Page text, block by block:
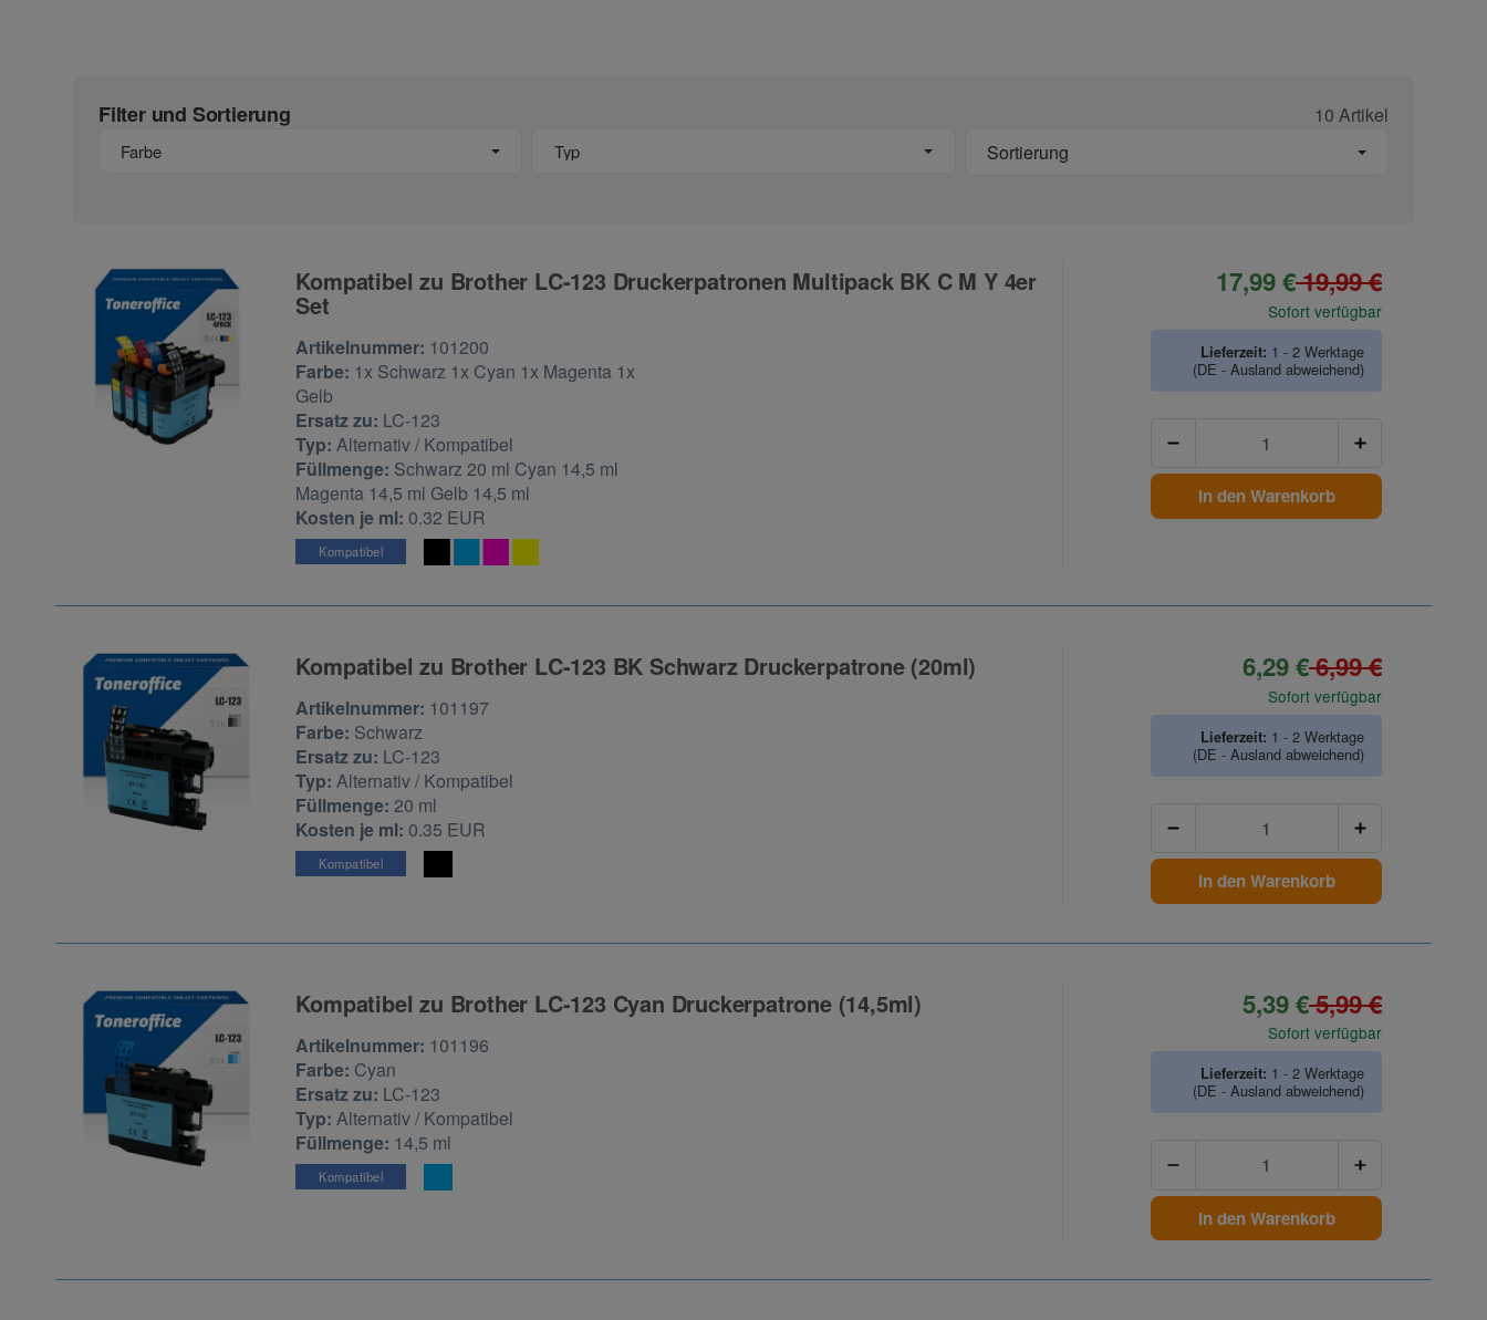
Filter und Sortierung 10 Artikel
Farbe Typ Sortierung
Kompatibel zu Brother LC-123 Druckerpatronen Multipack BK C M Y 4er
Set
Artikelnummer: 101200
Farbe: 1x Schwarz 1x Cyan 1x Magenta 1x
Gelb
Ersatz zu: LC-123
Typ:Alternativ / Kompatibel
Füllmenge: Schwarz 20 ml Cyan 14,5 ml
Magenta 14,5 ml Gelb 14,5 ml
Kosten je ml: 0.32 EUR
Kompatibel
17,99 €19,99 €
Sofort verfügbar
Lieferzeit: 1 - 2 Werktage
(DE - Ausland abweichend)
In den Warenkorb
Kompatibel zu Brother LC-123 BK Schwarz Druckerpatrone (20ml)
Zur Artikelbewertung
Artikelnummer: 101197
Farbe: Schwarz
Ersatz zu: LC-123
Typ:Alternativ / Kompatibel
Füllmenge:20 ml
Kosten je ml: 0.35 EUR
Kompatibel
6,29 €6,99 €
Sofort verfügbar
Lieferzeit: 1 - 2 Werktage
(DE - Ausland abweichend)
In den Warenkorb
Kompatibel zu Brother LC-123 Cyan Druckerpatrone (14,5ml)
Zur Artikelbewertung
Artikelnummer: 101196
Farbe: Cyan
Ersatz zu: LC-123
Typ:Alternativ / Kompatibel
Füllmenge: 14,5 ml
Kompatibel
5,39 €5,99 €
Sofort verfügbar
Lieferzeit: 1 - 2 Werktage
(DE - Ausland abweichend)
In den Warenkorb